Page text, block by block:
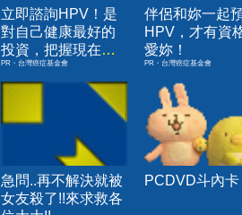
立即諮詢HPV！是
對自己健康最好的
投資，把握現在不
嫌晚！
PR・台灣癌症基金會
伴侶和妳一起
HPV，才有資
愛妳！
PR・台灣癌症基金會
急問..再不解決就被
女友殺了!!來求救各
PCDVD斗內卡